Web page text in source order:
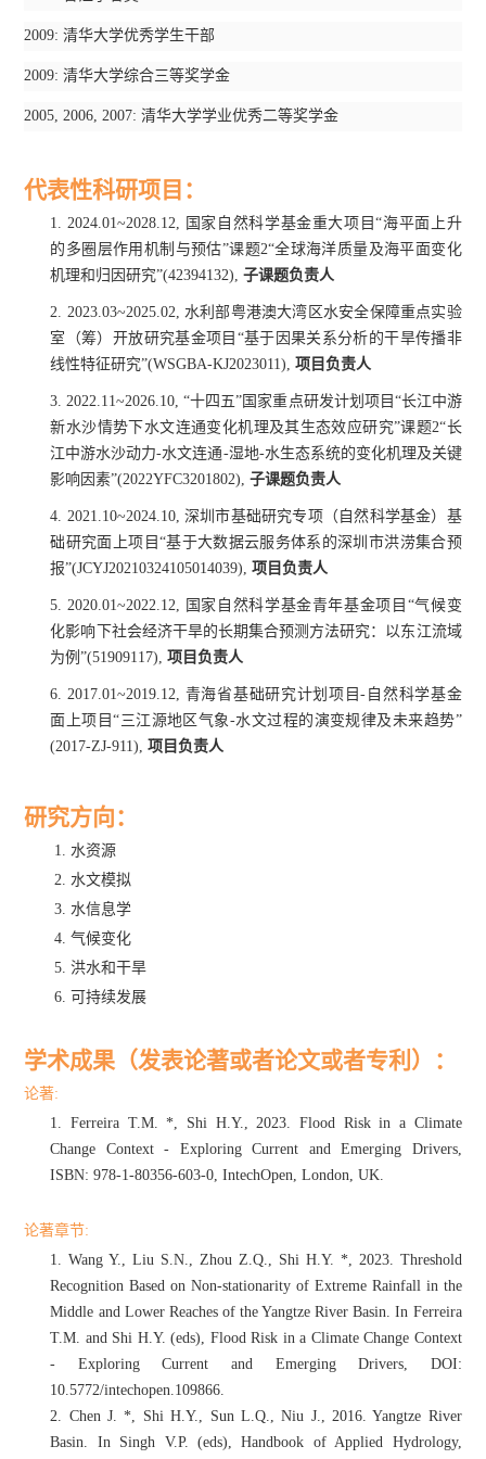
2009:清华大学优秀学生干部
2009:清华大学综合三等奖学金
2005, 2006, 2007:清华大学学业优秀二等奖学金
代表性科研项目：
1. 2024.01~2028.12,
国家自然科学基金重大项目“海平面上升
的多圈层作用机制与预估”课题2“全球海洋质量及海平面变化
机理和归因研究”(42394132),子课题负责人
2. 2023.03~2025.02, 水利部粤港澳大湾区水安全保障重点实验
室（筹）开放研究基金项目“基于因果关系分析的干旱传播非
线性特征研究”(WSGBA-KJ2023011),项目负责人
3. 2022.11~2026.10,“十四五”国家重点研发计划项目“长江中游
新水沙情势下水文连通变化机理及其生态效应研究”课题2“长
江中游水沙动力-水文连通-湿地-水生态系统的变化机理及关键
影响因素”(2022YFC3201802),子课题负责人
4. 2021.10~2024.10, 深圳市基础研究专项（自然科学基金）基
础研究面上项目“基于大数据云服务体系的深圳市洪涝集合预
报”(JCYJ20210324105014039),项目负责人
5. 2020.01~2022.12,
国家自然科学基金青年基金项目“气候变
化影响下社会经济干旱的长期集合预测方法研究：以东江流域
为例”(51909117),项目负责人
6. 2017.01~2019.12, 青海省基础研究计划项目- 自然科学基金
面上项目“三江源地区气象 -水文过程的演变规律及未来趋势”
(2017-ZJ-911),项目负责人
研究方向：
1. 水资源
2. 水文模拟
3. 水信息学
4.气候变化
5.洪水和干旱
6.可持续发展
学术成果（发表论著或者论文或者专利）：
论著:
1.Ferreira T.M. *, Shi H.Y., 2023. Flood Risk in a Climate
Change Context - Exploring Current and Emerging Drivers,
ISBN: 978-1-80356-603-0, IntechOpen, London, UK.
论著章节:
1.Wang Y., Liu S.N., Zhou Z.Q., Shi H.Y. *, 2023. Threshold
Recognition Based on Non-stationarity of Extreme Rainfall in the
Middle and Lower Reaches of the Yangtze River Basin. In Ferreira
T.M. and Shi H.Y. (eds), Flood Risk in a Climate Change Context
- Exploring Current and Emerging Drivers, DOI:
10.5772/intechopen.109866.
2. Chen J. *, Shi H.Y., Sun L.Q., Niu J., 2016. Yangtze River
Basin. In Singh V.P. (eds), Handbook of Applied Hydrology,